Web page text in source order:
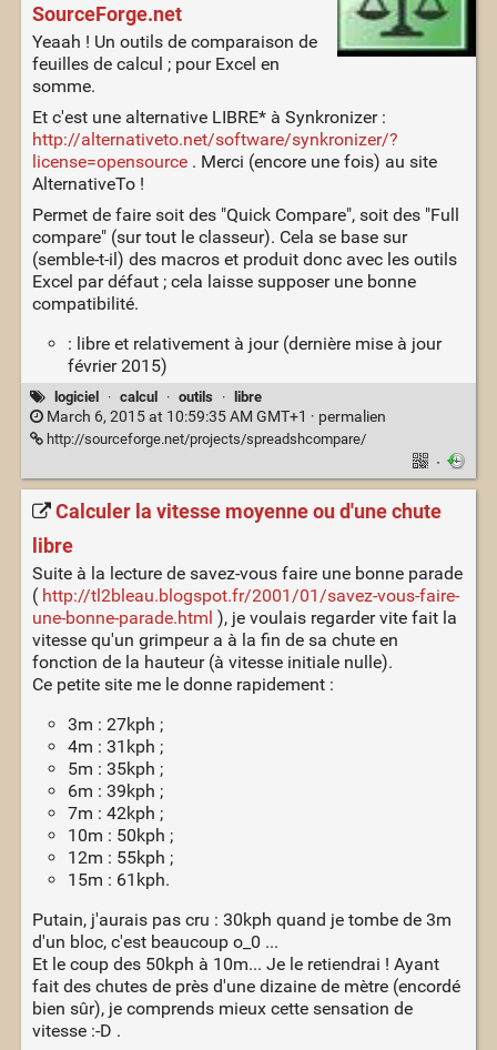
SourceForge.net
Yeaah ! Un outils de comparaison de
feuilles de calcul ; pour Excel en
somme.
Et c'est une alternative LIBRE* à Synkronizer :
http://alternativeto.net/software/synkronizer/?
license=opensource. Merci (encore une fois) au site
AlternativeTo !
Permet de faire soit des "Quick Compare", soit des "Full
compare" (sur tout le classeur). Cela se base sur
(semble-t-il) des macros et produit donc avec les outils
Excel par défaut ; cela laisse supposer une bonne
compatibilité.
: libre et relativement à jour (dernière mise à jour
février 2015)
logiciel · calcul · outils · libre
March 6, 2015 at 10:59:35 AM GMT+1 · permalien
http://sourceforge.net/projects/spreadshcompare/
·
Calculer la vitesse moyenne ou d'une chute
libre
Suite à la lecture de savez-vous faire une bonne parade
( http://tl2bleau.blogspot.fr/2001/01/savez-vous-faire-
une-bonne-parade.html ), je voulais regarder vite fait la
vitesse qu'un grimpeur a à la fin de sa chute en
fonction de la hauteur (à vitesse initiale nulle).
Ce petite site me le donne rapidement :
3m : 27kph ;
4m : 31kph ;
5m : 35kph ;
6m : 39kph ;
7m : 42kph ;
10m : 50kph ;
12m : 55kph ;
15m : 61kph.
Putain, j'aurais pas cru : 30kph quand je tombe de 3m
d'un bloc, c'est beaucoup o_0 ...
Et le coup des 50kph à 10m... Je le retiendrai ! Ayant
fait des chutes de près d'une dizaine de mètre (encordé
bien sûr), je comprends mieux cette sensation de
vitesse :-D .